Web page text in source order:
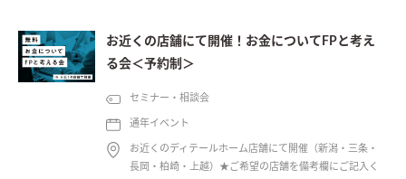
お近くの店舗にて開催！お金についてFPと考え
る会＜予約制＞
セミナー・相談会
通年イベント
お近くのディテールホーム店舗にて開催（新潟・三条・
長岡・柏崎・上越）★ご希望の店舗を備考欄にご記入く